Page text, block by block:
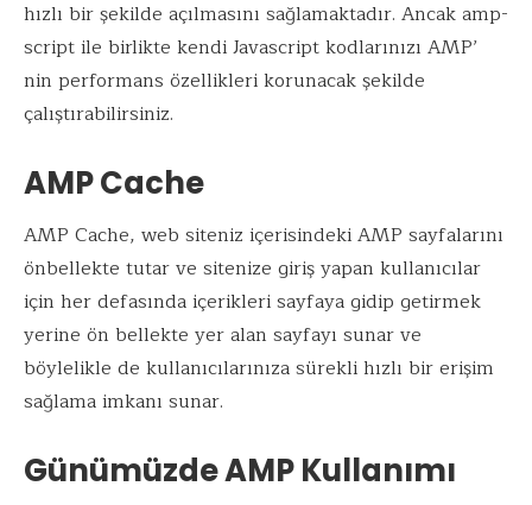
hızlı bir şekilde açılmasını sağlamaktadır. Ancak amp-
script ile birlikte kendi Javascript kodlarınızı AMP’
nin performans özellikleri korunacak şekilde
çalıştırabilirsiniz.
AMP Cache
AMP Cache, web siteniz içerisindeki AMP sayfalarını
önbellekte tutar ve sitenize giriş yapan kullanıcılar
için her defasında içerikleri sayfaya gidip getirmek
yerine ön bellekte yer alan sayfayı sunar ve
böylelikle de kullanıcılarınıza sürekli hızlı bir erişim
sağlama imkanı sunar.
Günümüzde AMP Kullanımı